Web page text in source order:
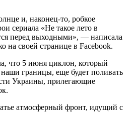
и, наконец-то, робкое
сериала «Не такое лето в
перед выходными», — написала
на своей странице в Facebook.
что 5 июня циклон, который
​​наши границы, еще будет поливать
Украины, прилегающие
атмосферный фронт, идущий с